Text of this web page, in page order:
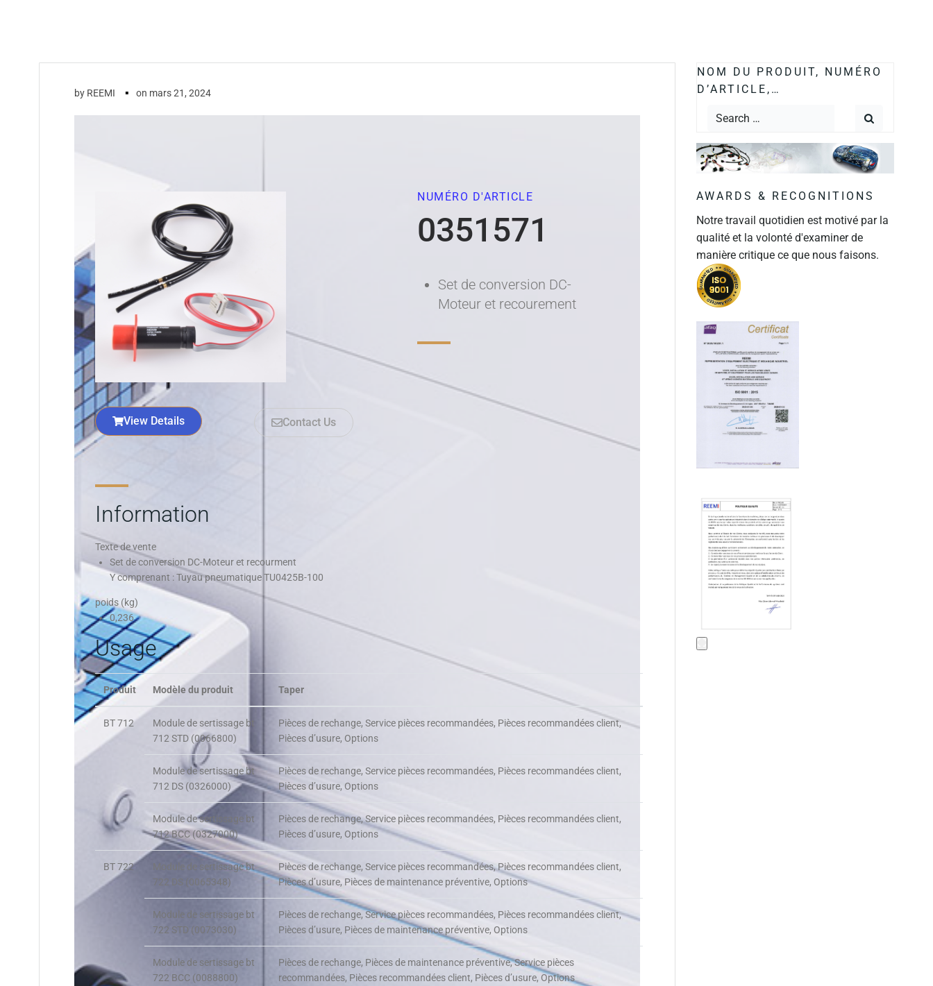
by REEMI ▪ on mars 21, 2024
View Details Contact Us
Information
Texte de vente
Set de conversion DC-Moteur et recourment
Y comprenant : Tuyau pneumatique TU0425B-100
poids (kg)
0,236
Usage
Produit Modèle du produit Taper
BT 712
Module de sertissage bt
712 STD (0066800)
Pièces de rechange, Service pièces recommandées, Pièces recommandées client,
Pièces d’usure, Options
Module de sertissage bt
712 DS (0326000)
Pièces de rechange, Service pièces recommandées, Pièces recommandées client,
Pièces d’usure, Options
Module de sertissage bt
712 BCC (0327000)
Pièces de rechange, Service pièces recommandées, Pièces recommandées client,
Pièces d’usure, Options
BT 722
Module de sertissage bt
722 DS (0065348)
Pièces de rechange, Service pièces recommandées, Pièces recommandées client,
Pièces d’usure, Pièces de maintenance préventive, Options
Module de sertissage bt
722 STD (0073030)
Pièces de rechange, Service pièces recommandées, Pièces recommandées client,
Pièces d’usure, Pièces de maintenance préventive, Options
Module de sertissage bt
722 BCC (0088800)
Pièces de rechange, Pièces de maintenance préventive, Service pièces
recommandées, Pièces recommandées client, Pièces d’usure, Options
NUMÉRO D'ARTICLE
0351571
Set de conversion DC-
Moteur et recourement
NOM DU PRODUIT, NUMÉRO
D’ARTICLE,…
AWARDS & RECOGNITIONS
Notre travail quotidien est motivé par la
qualité et la volonté d'examiner de
manière critique ce que nous faisons.